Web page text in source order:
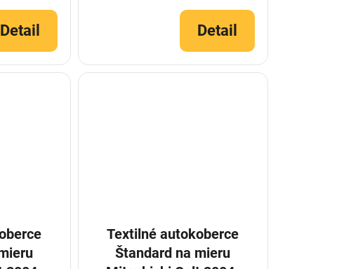
Detail Detail
Textilné autokoberce
Štandard na mieru